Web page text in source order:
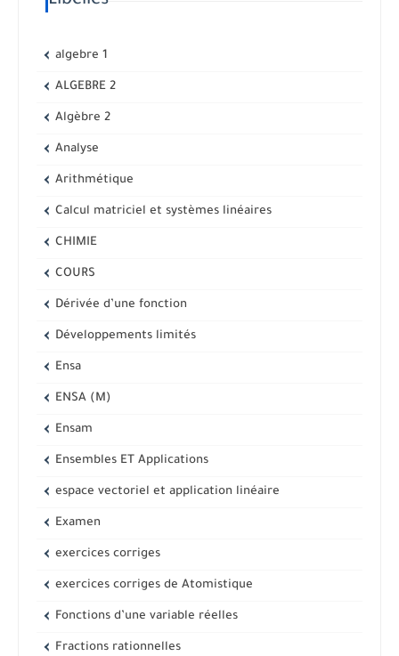
algebre 1
ALGEBRE 2
Algèbre 2
Analyse
Arithmétique
Calcul matriciel et systèmes linéaires
CHIMIE
COURS
Dérivée d’une fonction
Développements limités
Ensa
ENSA (M)
Ensam
Ensembles ET Applications
espace vectoriel et application linéaire
Examen
exercices corriges
exercices corriges de Atomistique
Fonctions d’une variable réelles
Fractions rationnelles